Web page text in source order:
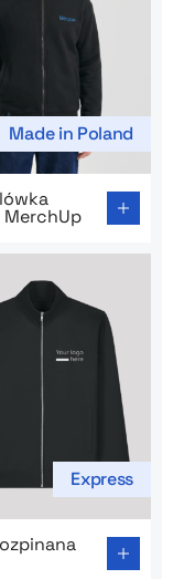
Made in Poland
Express